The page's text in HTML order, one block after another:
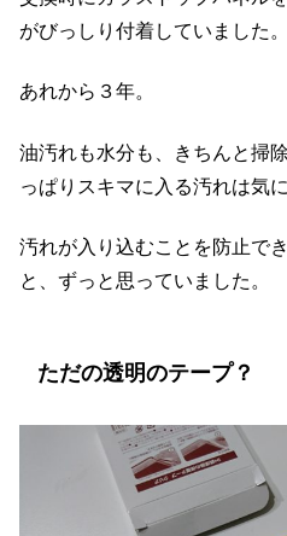
がびっしり付着していました。
あれから３年。
油汚れも水分も、きちんと掃
っぱりスキマに入る汚れは気
汚れが入り込むことを防止で
と、ずっと思っていました。
ただの透明のテープ？